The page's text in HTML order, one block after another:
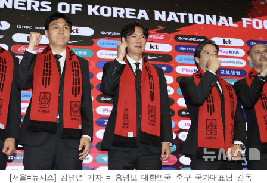
[서울=뉴시스] 김명년 기자 = 홍명보 대한민국 축구 국가대표팀 감독